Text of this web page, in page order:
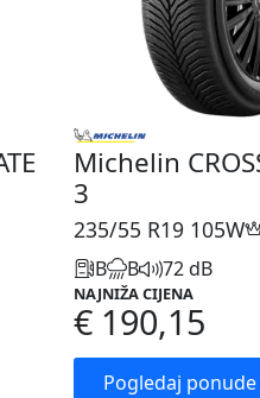
Michelin
3
235/55 R19 105W
B B 72 dB
NAJNIŽA CIJENA
€ 190,15
Pogledaj ponude